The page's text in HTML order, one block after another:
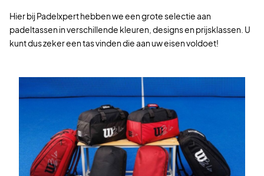
Hier bij Padelxpert hebben we een grote selectie aan
padeltassen in verschillende kleuren, designs en prijsklassen. U
kunt dus zeker een tas vinden die aan uw eisen voldoet!